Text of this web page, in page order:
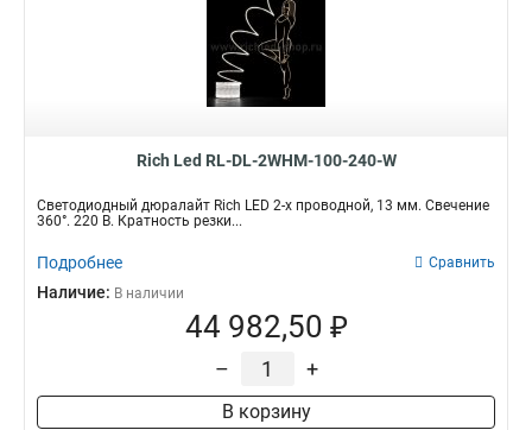
Rich Led RL-DL-2WHM-100-240-W
Светодиодный дюралайт Rich LED 2-х проводной, 13 мм. Свечение
360°. 220 В. Кратность резки...
Подробнее Сравнить
Наличие: В наличии
44 982,50 ₽
– +
В корзину